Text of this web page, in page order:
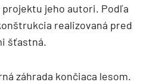
projektu jeho autori. Podľa
realizovaná pred
šťastná.
záhrada končiaca lesom.